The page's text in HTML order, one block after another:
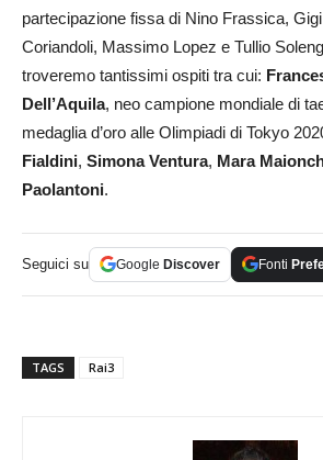
partecipazione fissa di Nino Frassica,
Coriandoli, Massimo Lopez e Tullio
troveremo tantissimi ospiti tra cui:
Dell’Aquila, neo campione mondiale di
medaglia d’oro alle Olimpiadi di Tokyo
Fialdini, Simona Ventura, Mara
Paolantoni.
Seguici su Google Discover Fonti
TAGS Rai3